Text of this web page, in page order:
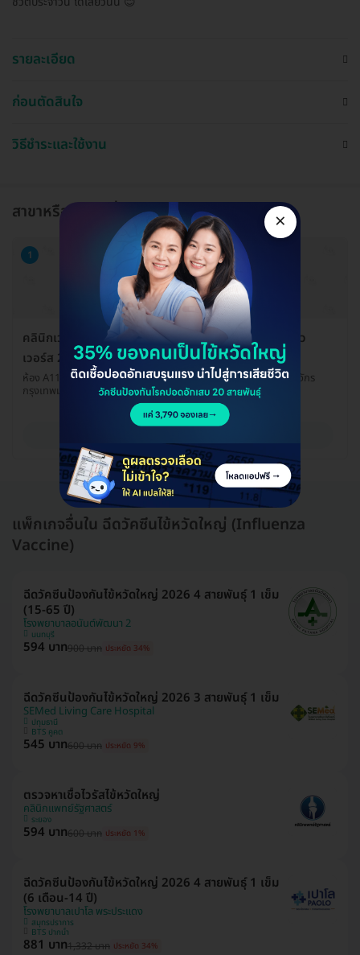
รายละเอียด
ก่อนตัดสินใจ
วิธีชำระและใช้งาน
สาขาหรือแผนกที่ให้บริการ
1
คลินิกเวชกรรม พญาไท-เปาโล สหคลินิกเปาโล สาขาซันทาว
เวอร์ส 2
ห้อง A112 ชั้น 1 ส A อาคารซัน ทาวเวอร์ จอมพล แขวงจอมพล เขตจตุจักร
กรุงเทพมหานคร 10900
แพ็กเกจอื่นใน ฉีดวัคซีนไข้หวัดใหญ่ (Influenza
Vaccine)
ฉีดวัคซีนป้องกันไข้หวัดใหญ่ 2026 4 สายพันธุ์ 1 เข็ม
(15-65 ปี)
โรงพยาบาลอนันต์พัฒนา 2
นนทบุรี
594 บาท900 บาท ประหยัด 34%
ฉีดวัคซีนป้องกันไข้หวัดใหญ่ 2026 3 สายพันธุ์ 1 เข็ม
SEMed Living Care Hospital
ปทุมธานี
BTS คูคต
545 บาท600 บาท ประหยัด 9%
ตรวจหาเชื้อไวรัสไข้หวัดใหญ่
คลินิกแพทย์รัฐศาสตร์
ระยอง
594 บาท600 บาท ประหยัด 1%
ฉีดวัคซีนป้องกันไข้หวัดใหญ่ 2026 4 สายพันธุ์ 1 เข็ม
(6 เดือน-14 ปี)
โรงพยาบาลเปาโล พระประแดง
สมุทรปราการ
BTS ปากน้ำ
881 บาท1,332 บาท ประหยัด 34%
×